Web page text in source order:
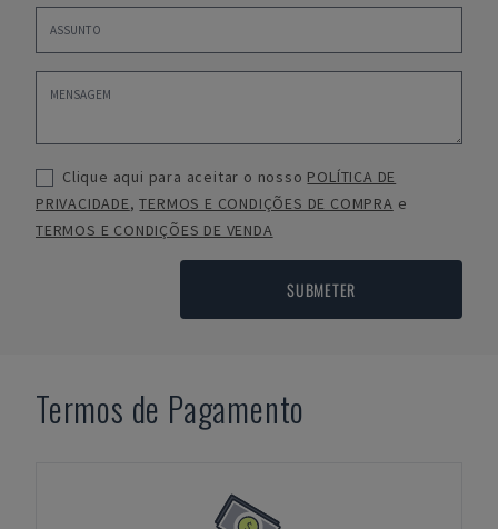
Clique aqui para aceitar o nosso POLÍTICA DE
PRIVACIDADE,TERMOS E CONDIÇÕES DE COMPRA e
TERMOS E CONDIÇÕES DE VENDA
SUBMETER
Termos de Pagamento